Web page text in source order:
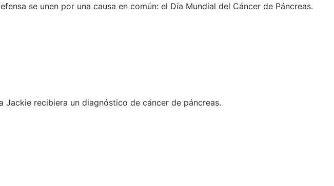
se unen por una causa en común: el Día Mundial del Cáncer de Páncreas.
Jackie recibiera un diagnóstico de cáncer de páncreas.